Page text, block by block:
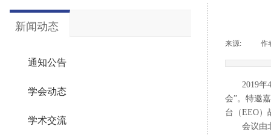
来源: 作
2019年
会”。特邀
台（EEO）
会议由
新闻动态
通知公告
学会动态
学术交流